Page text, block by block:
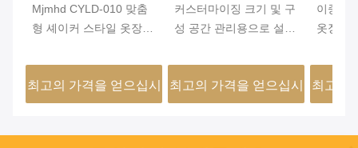
Mjmhd CYLD-010 맞춤
형 셰이커 스타일 옷장
티클 보드, PVC 라미네
이트, 알루미늄 엣지 밴
딩, 현대적인 침실 및 옷
최고의 가격을 얻으십시
커스터마이징 크기 및 구
성 공간 관리용으로 설계
라미네이트 완성 옷장 문
최고의 가격을 얻으십시
이중 개
옷장 도
사항에
용적인
최고의